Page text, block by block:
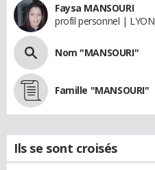
Faysa MANSOURI
profil personnel | LYON
Nom "MANSOURI"
Famille "MANSOURI"
Ils se sont croisés